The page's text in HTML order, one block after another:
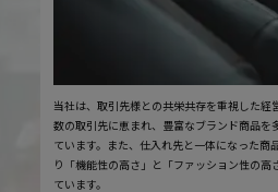
当社は、取引先様との共栄共存を重視した
数の取引先に恵まれ、豊富なブランド商品を
ています。また、仕入れ先と一体になった商
り「機能性の高さ」と「ファッション性の
ています。